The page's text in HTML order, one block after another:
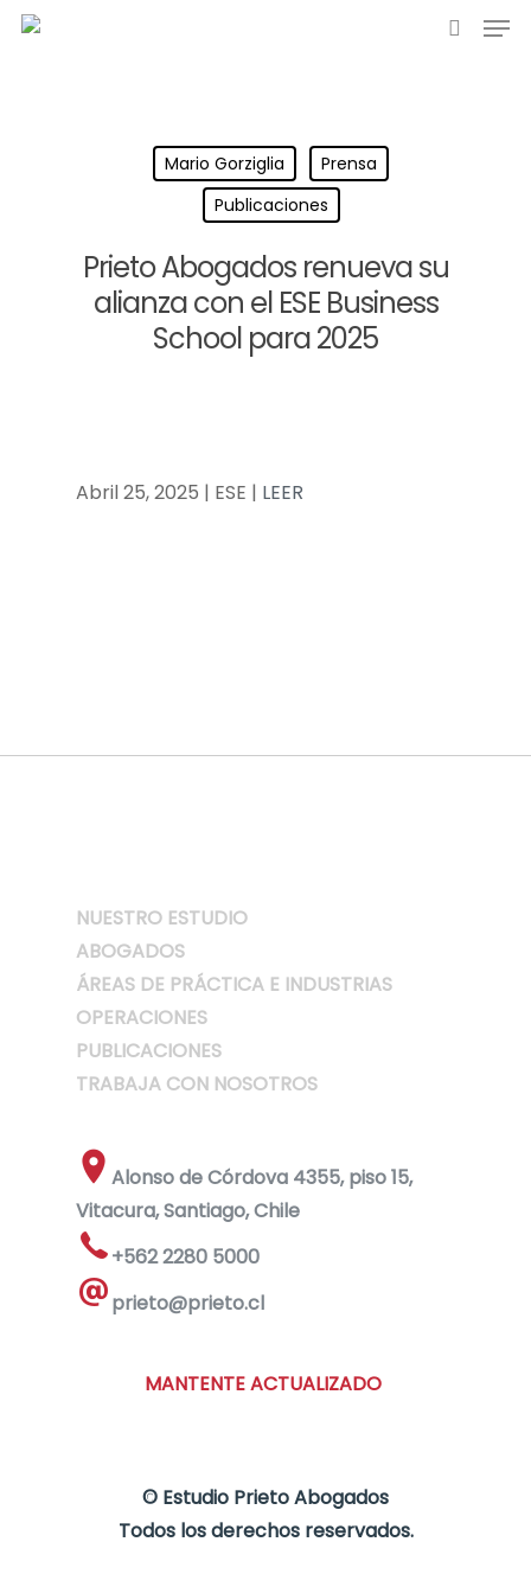
Mario Gorziglia
Prensa
Publicaciones
Prieto Abogados renueva su
alianza con el ESE Business
School para 2025
Abril 25, 2025 | ESE | LEER
NUESTRO ESTUDIO
ABOGADOS
ÁREAS DE PRÁCTICA E INDUSTRIAS
OPERACIONES
PUBLICACIONES
TRABAJA CON NOSOTROS
Alonso de Córdova 4355, piso 15,
Vitacura, Santiago, Chile
+562 2280 5000
prieto@prieto.cl
MANTENTE ACTUALIZADO
© Estudio Prieto Abogados
Todos los derechos reservados.